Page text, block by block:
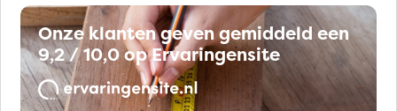
Onze klanten geven gemiddeld een
9,2 / 10,0 op Ervaringensite